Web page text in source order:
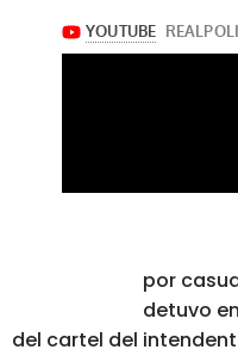
por
detuvo
del cartel del